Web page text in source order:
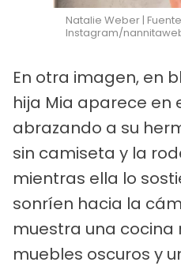
Natalie Weber |
Instagram/
En otra imagen, en
hija Mia aparece en
abrazando a su
sin camiseta y la
mientras ella lo
sonríen hacia la
muestra una
muebles oscuros y